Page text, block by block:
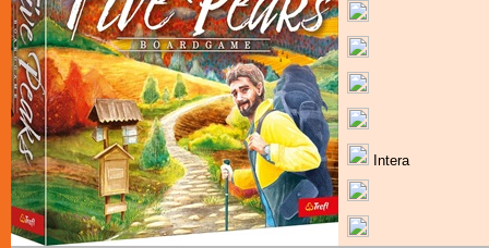
Intera